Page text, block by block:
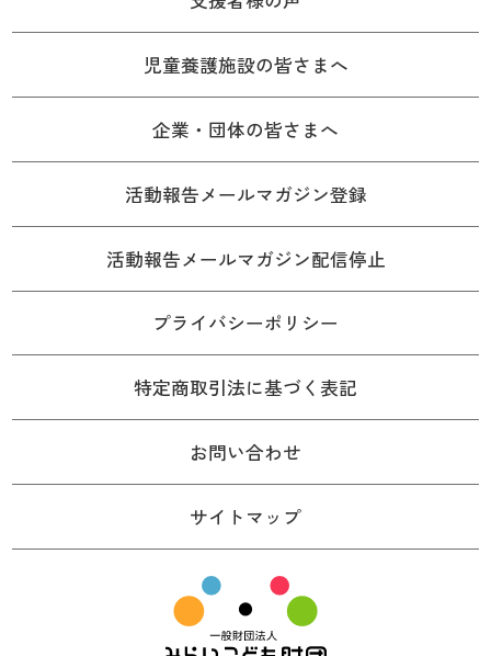
児童養護施設の皆さまへ
企業・団体の皆さまへ
活動報告メールマガジン登録
活動報告メールマガジン配信停止
プライバシーポリシー
特定商取引法に基づく表記
お問い合わせ
サイトマップ